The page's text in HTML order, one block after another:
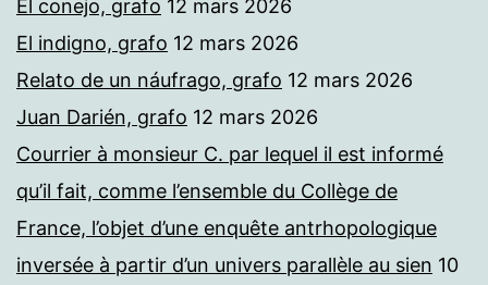
El conejo, grafo 12 mars 2026
El indigno, grafo 12 mars 2026
Relato de un náufrago, grafo 12 mars 2026
Juan Darién, grafo 12 mars 2026
Courrier à monsieur C. par lequel il est informé
qu’il fait, comme l’ensemble du Collège de
France, l’objet d’une enquête antrhopologique
inversée à partir d’un univers parallèle au sien 10